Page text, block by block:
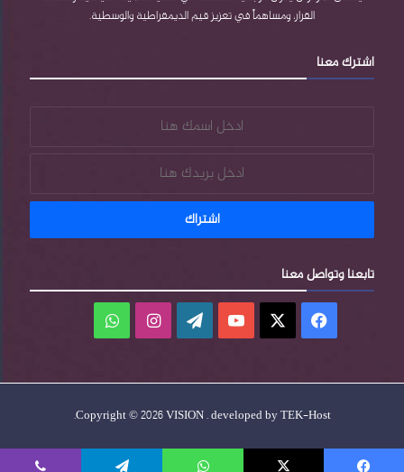
القرار، ومساهماً في تعزيز قيم الديمقراطية والوسطية.
اشترك معنا
تابعنا وتواصل معنا
فيسبوك ‫YouTube
‫WordPress
انستقرام
Copyright © 2026 VISION . developed byTEK-Host
.